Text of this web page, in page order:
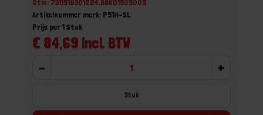
Gtin: 7311518301224,BBKO1505005
Artikelnummer merk: P51H-SL
€ 84,69 incl. BTW
Prijs per 1 Stuk
- +
Stuk